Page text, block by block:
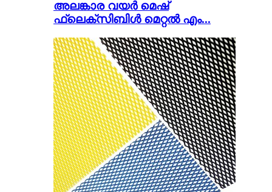
അലങ്കാര വയർ മെഷ്
ഫ്ലെക്സിബിൾ മെറ്റൽ എം...